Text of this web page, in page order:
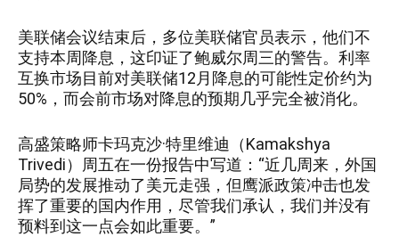
美联储会议结束后，多位美联储官员表示，他们不
支持本周降息，这印证了鲍威尔周三的警告。利率
互换市场目前对美联储12月降息的可能性定价约为
50%，而会前市场对降息的预期几乎完全被消化。
高盛策略师卡玛克沙·特里维迪（Kamakshya
Trivedi）周五在一份报告中写道：“近几周来，外国
局势的发展推动了美元走强，但鹰派政策冲击也发
挥了重要的国内作用，尽管我们承认，我们并没有
预料到这一点会如此重要。”